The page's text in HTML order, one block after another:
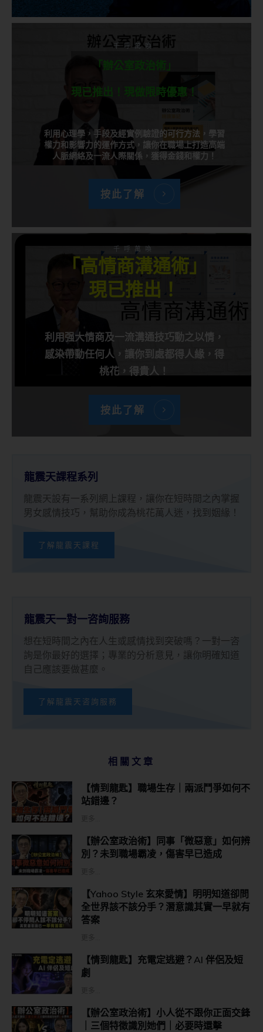
千呼萬喚
「辦公室政治術」
現已推出！現做限時優惠！
利用心理學，手段及經實例驗證的可行方法，學習
權力和影響力的運作方式，讓你在職場上打造高端
人脈網絡及一流人際關係，獲得金錢和權力！
按此了解
千呼萬喚
「高情商溝通術」
現已推出！
利用强大情商及一流溝通技巧動之以情，
感染帶動任何人，讓你到處都得人緣，得
桃花，得貴人！
按此了解
龍震天課程系列
龍震天設有一系列網上課程，讓你在短時間之內掌握
男女感情技巧，幫助你成為桃花萬人迷，找到姻緣！
了解龍震天課程
龍震天一對一咨詢服務
想在短時間之內在人生或感情找到突破嗎？一對一咨
詢是你最好的選擇；專業的分析意見，讓你明確知道
自己應該要做甚麼。
了解龍震天咨詢服務
相關文章
【情到龍匙】職場生存｜兩派鬥爭如何不
站錯邊？
【辦公室政治術】同事「微惡意」如何辨
別？未到職場霸凌，傷害早已造成
【Yahoo Style 玄來愛情】明明知道卻問
全世界該不該分手？潛意識其實一早就有
答案
【情到龍匙】充電定逃避？AI 伴侶及短
劇
【辦公室政治術】小人從不跟你正面交鋒
｜三個特徵識別她們｜必要時還擊